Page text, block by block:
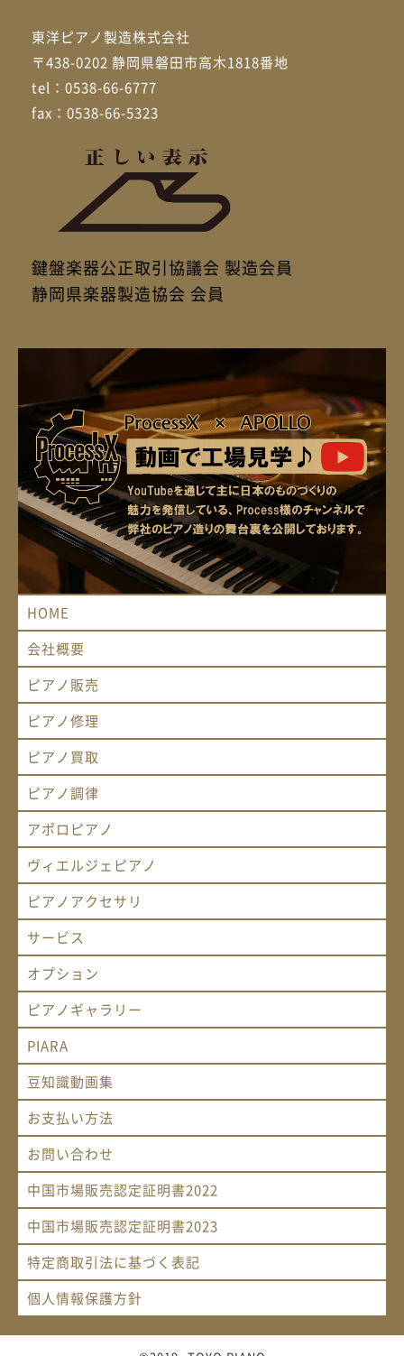
東洋ピアノ製造株式会社
〒438-0202 静岡県磐田市高木1818番地
tel：0538-66-6777
fax：0538-66-5323
鍵盤楽器公正取引協議会 製造会員
静岡県楽器製造協会 会員
HOME
会社概要
ピアノ販売
ピアノ修理
ピアノ買取
ピアノ調律
アポロピアノ
ヴィエルジェピアノ
ピアノアクセサリ
サービス
オプション
ピアノギャラリー
PIARA
豆知識動画集
お支払い方法
お問い合わせ
中国市場販売認定証明書2022
中国市場販売認定証明書2023
特定商取引法に基づく表記
個人情報保護方針